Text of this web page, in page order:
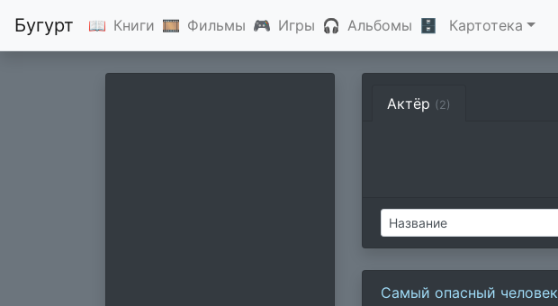
Бугурт 📖 Книги 🎞 Фильмы 🎮 Игры 🎧 Альбомы 🗄 Картотека
Актёр (2)
Самый опасный человек